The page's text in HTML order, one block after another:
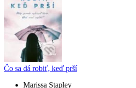
Čo sa dá robiť, keď prší
Marissa Stapley